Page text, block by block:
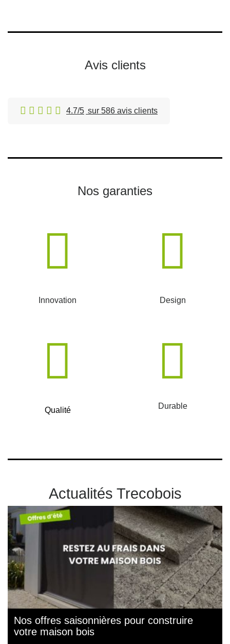
Avis clients
4.7/5 sur 586 avis clients
Nos garanties
Innovation Design
Qualité Durable
Actualités Trecobois
Nos offres saisonnières pour construire
votre maison bois